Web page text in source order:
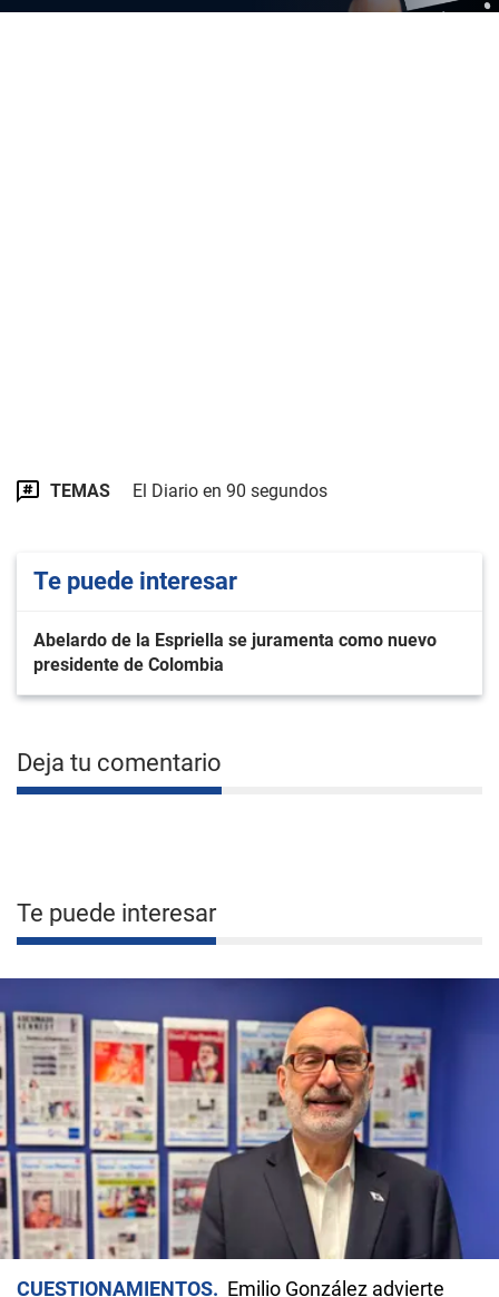
TEMAS El Diario en 90 segundos
Te puede interesar
Abelardo de la Espriella se juramenta como nuevo
presidente de Colombia
Deja tu comentario
Te puede interesar
CUESTIONAMIENTOS
Emilio González advierte